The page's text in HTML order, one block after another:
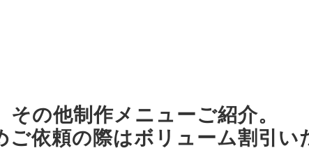
その他制作メニューご紹介。
依頼の際はボリューム割引い